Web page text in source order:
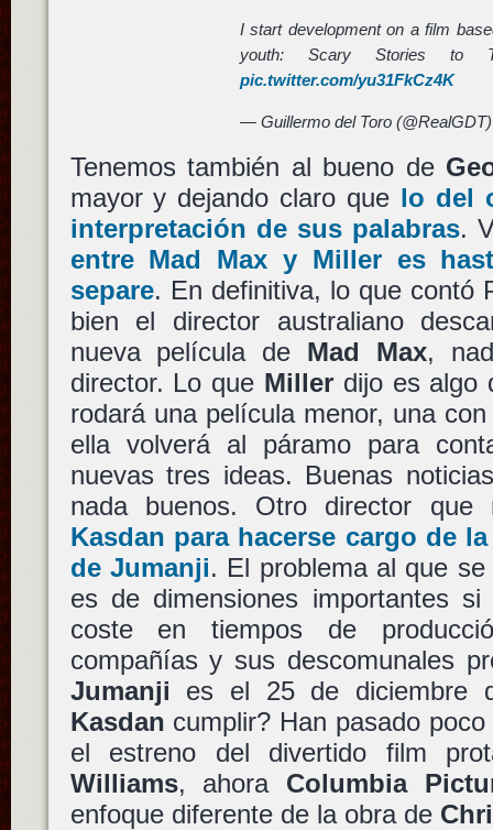
I start development on a film
youth: Scary Stories to
pic.twitter.com/yu31FkCz4K
— Guillermo del Toro
Tenemos también al bueno de
mayor y dejando claro que lo del
interpretación de sus palabras.
entre Mad Max y Milleres
separe. En definitiva, lo que contó
bien el director australiano
nueva película de Mad Max,
director. Lo que Miller dijo es algo
rodará una película menor, una
ella volverá al páramo para
nuevas tres ideas. Buenas
nada buenos. Otro director
Kasdan para hacerse cargo de
de Jumanji. El problema al que
es de dimensiones importantes
coste en tiempos de
compañías y sus descomunales
Jumanji es el 25 de diciembre
Kasdan cumplir? Han pasado
el estreno del divertido film
Williams, ahora Columbia
enfoque diferente de la obra de